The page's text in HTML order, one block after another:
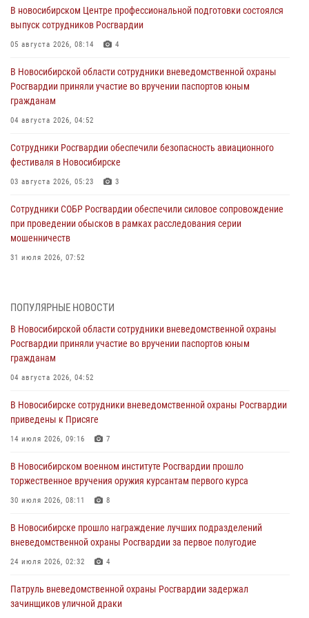
В новосибирском Центре профессиональной подготовки состоялся
выпуск сотрудников Росгвардии
05 августа 2026, 08:14 4
В Новосибирской области сотрудники вневедомственной охраны
Росгвардии приняли участие во вручении паспортов юным
гражданам
04 августа 2026, 04:52
Сотрудники Росгвардии обеспечили безопасность авиационного
фестиваля в Новосибирске
03 августа 2026, 05:23 3
Сотрудники СОБР Росгвардии обеспечили силовое сопровождение
при проведении обысков в рамках расследования серии
мошенничеств
31 июля 2026, 07:52
При силовой поддержке бойцов ОМОН и СОБР Росгвардии
пресечена деятельность группы лиц, причастных к мошенничеству
в сфере страхования
В Новосибирске сотрудниками вневедомственной охраны
Росгвардии задержан гражданин, находящийся в розыске
В Новосибирске военнослужащие отряда спецназа «Ермак»
Росгвардии провели занятия по беспарашютному десантированию
В Новосибирске военнослужащие Росгвардии почтили память детей
– жертв войны в Донбассе
ПОПУЛЯРНЫЕ НОВОСТИ
В Новосибирской области сотрудники вневедомственной охраны
Росгвардии приняли участие во вручении паспортов юным
гражданам
04 августа 2026, 04:52
В Новосибирске сотрудники вневедомственной охраны Росгвардии
приведены к Присяге
14 июля 2026, 09:16 7
В Новосибирском военном институте Росгвардии прошло
торжественное вручения оружия курсантам первого курса
30 июля 2026, 08:11 8
В Новосибирске прошло награждение лучших подразделений
вневедомственной охраны Росгвардии за первое полугодие
24 июля 2026, 02:32 4
Патруль вневедомственной охраны Росгвардии задержал
зачинщиков уличной драки